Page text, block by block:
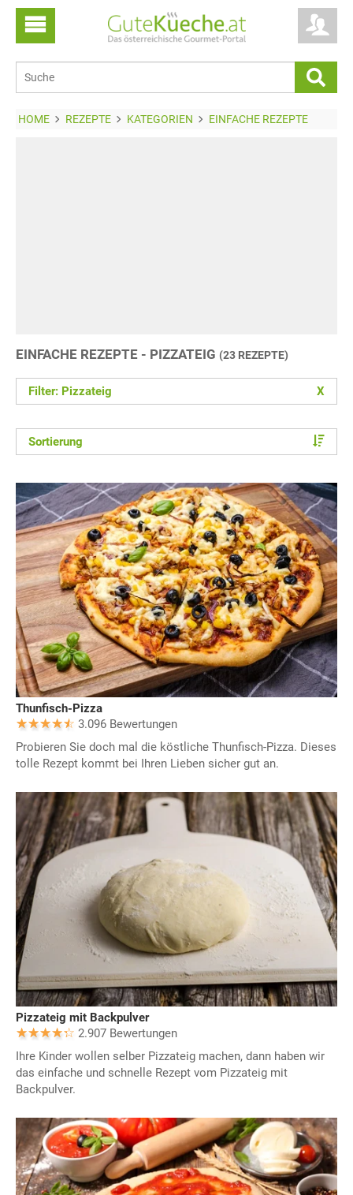
HOME REZEPTE KATEGORIEN EINFACHE REZEPTE
EINFACHE REZEPTE - PIZZATEIG (23 REZEPTE)
Filter: Pizzateig X
Sortierung
Thunfisch-Pizza
3.096 Bewertungen
Probieren Sie doch mal die köstliche Thunfisch-Pizza. Dieses
tolle Rezept kommt bei Ihren Lieben sicher gut an.
Pizzateig mit Backpulver
2.907 Bewertungen
Ihre Kinder wollen selber Pizzateig machen, dann haben wir
das einfache und schnelle Rezept vom Pizzateig mit
Backpulver.